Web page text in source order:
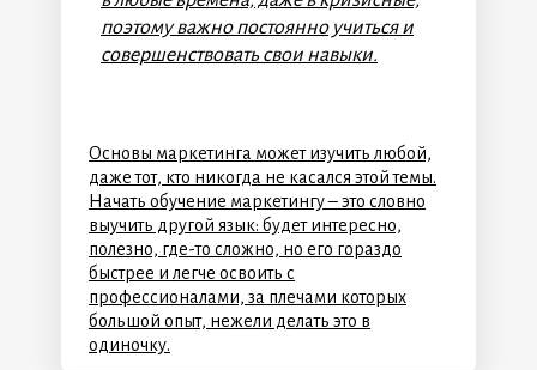
Основы маркетинга может изучить любой,
даже тот, кто никогда не касался этой темы.
Начать обучение маркетингу – это словно
выучить другой язык: будет интересно,
полезно, где-то сложно, но его гораздо
быстрее и легче освоить с
профессионалами, за плечами которых
большой опыт, нежели делать это в
одиночку.
поэтому важно постоянно учиться и
совершенствовать свои навыки.